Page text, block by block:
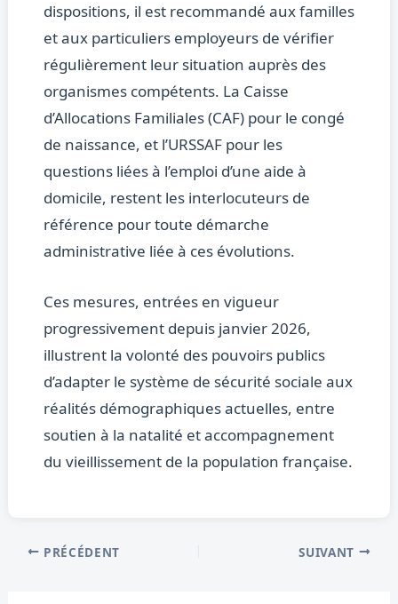
dispositions, il est recommandé aux familles
et aux particuliers employeurs de vérifier
régulièrement leur situation auprès des
organismes compétents. La Caisse
d’Allocations Familiales (CAF) pour le congé
de naissance, et l’URSSAF pour les
questions liées à l’emploi d’une aide à
domicile, restent les interlocuteurs de
référence pour toute démarche
administrative liée à ces évolutions.
Ces mesures, entrées en vigueur
progressivement depuis janvier 2026,
illustrent la volonté des pouvoirs publics
d’adapter le système de sécurité sociale aux
réalités démographiques actuelles, entre
soutien à la natalité et accompagnement
du vieillissement de la population française.
PRÉCÉDENT SUIVANT